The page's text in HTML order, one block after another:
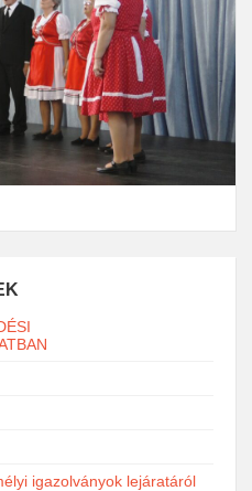
igazolványok lejáratáról